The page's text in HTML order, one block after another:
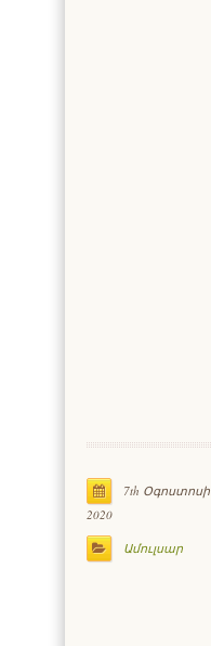
7th Օգոստոսի
2020
Ամուլսար